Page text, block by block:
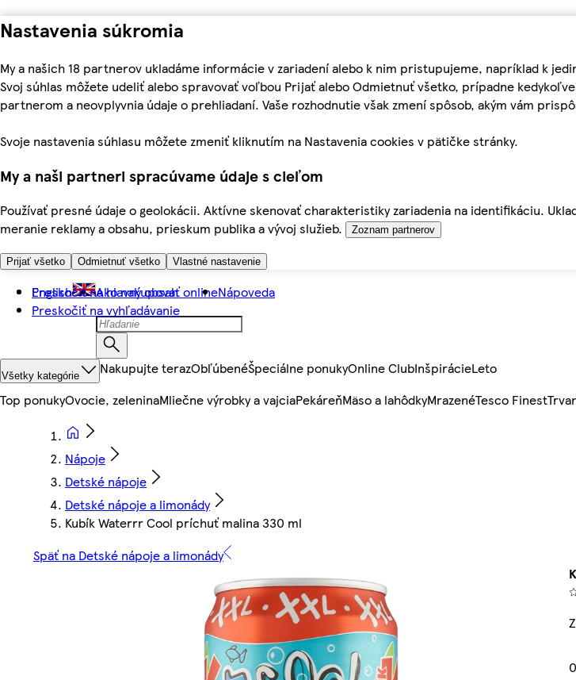
Nastavenia súkromia
My a našich 18 partnerov ukladáme informácie v zariadení alebo k nim pristupujeme, napríklad k
Svoj súhlas môžete udeliť alebo spravovať voľbou Prijať alebo Odmietnuť všetko, prípadne
partnerom a neovplyvnia údaje o prehliadaní. Vaše rozhodnutie však zmení spôsob, akým vám
Svoje nastavenia súhlasu môžete zmeniť kliknutím na Nastavenia cookies v pätičke stránky.
My a naši partneri spracúvame údaje s cieľom
Používať presné údaje o geolokácii. Aktívne skenovať charakteristiky zariadenia na identifikáciu.
meranie reklamy a obsahu, prieskum publika a vývoj služieb.
Zoznam partnerov
Prijať všetko Odmietnuť všetko Vlastné nastavenie
Preskočiť na hlavný obsah
Preskočiť na vyhľadávanie
English Ako nakupovať onlineNápoveda
Všetky kategórie Nakupujte terazObľúbenéŠpeciálne ponukyOnline ClubInšpirácieLeto
Top ponukyOvocie, zeleninaMliečne výrobky a vajciaPekáreňMäso a lahôdkyMrazenéTesco Finest
Nápoje
Detské nápoje
Detské nápoje a limonády
Kubík Waterrr Cool príchuť malina 330 ml
Späť na Detské nápoje a limonády